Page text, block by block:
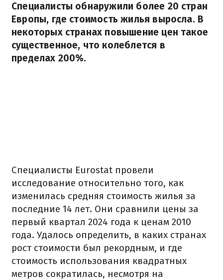
Специалисты обнаружили более 20 стран
Европы, где стоимость жилья выросла. В
некоторых странах повышение цен такое
существенное, что колеблется в
пределах 200%.
Специалисты Eurostat провели
исследование относительно того, как
изменилась средняя стоимость жилья за
последние 14 лет. Они сравнили цены за
первый квартал 2024 года к ценам 2010
года. Удалось определить, в каких странах
рост стоимости был рекордным, и где
стоимость использования квадратных
метров сократилась, несмотря на